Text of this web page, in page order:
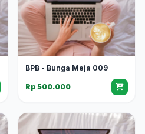
BPB - Bunga Meja 009
Rp 500.000